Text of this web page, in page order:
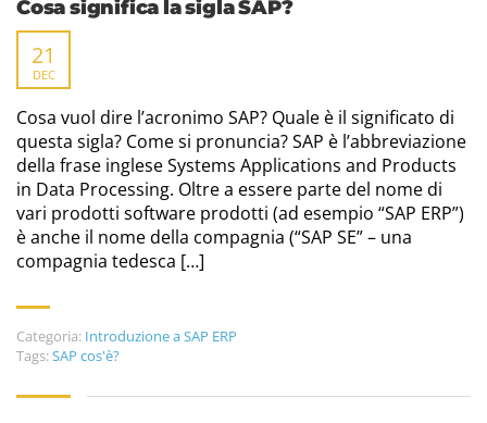
Cosa significa la sigla SAP?
21
DEC
Cosa vuol dire l’acronimo SAP? Quale è il significato di
questa sigla? Come si pronuncia? SAP è l’abbreviazione
della frase inglese Systems Applications and Products
in Data Processing. Oltre a essere parte del nome di
vari prodotti software prodotti (ad esempio “SAP ERP”)
è anche il nome della compagnia (“SAP SE” – una
compagnia tedesca […]
Categoria: Introduzione a SAP ERP
Tags:SAP cos'è?